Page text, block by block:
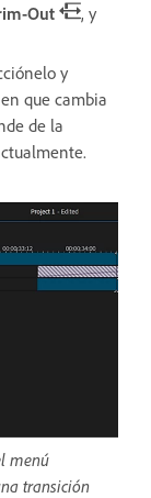
Out
, y
y
que cambia
de la
menú
transición